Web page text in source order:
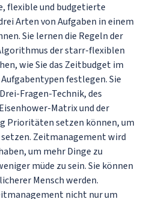
flexible und budgetierte
Arten von Aufgaben in einem
Sie lernen die Regeln der
der starr-flexiblen
wie Sie das Zeitbudget im
festlegen. Sie
Fragen-Technik, des
Matrix und der
setzen können, um
Zeitmanagement wird
um mehr Dinge zu
müde zu sein. Sie können
Mensch werden.
nicht nur um